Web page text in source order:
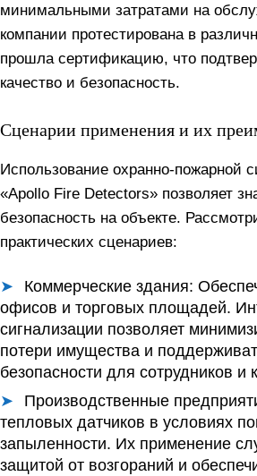
минимальными затратами на
компании протестирована в
прошла сертификацию, что
качество и безопасность.
Сценарии применения и их
Использование охранно-пожарной
«Apollo Fire Detectors» позволяет
безопасность на объекте.
практических сценариев:
Коммерческие здания:
офисов и торговых площадей.
сигнализации позволяет
потери имущества и
безопасности для сотрудников и
Производственные
тепловых датчиков в условиях
запыленности. Их применение
защитой от возгораний и